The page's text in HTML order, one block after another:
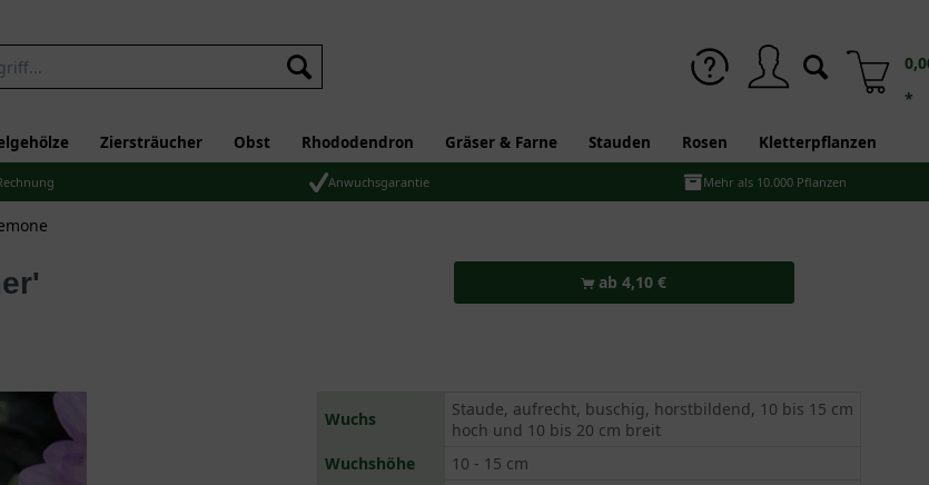
*
Ziersträucher Obst Rhododendron Gräser & Farne Stauden Rosen Kletterpflanzen
Anwuchsgarantie Mehr als 10.000 Pflanzen
ab 4,10 €
Wuchs
Staude, aufrecht, buschig, horstbildend, 10 bis 15 cm
hoch und 10 bis 20 cm breit
Wuchshöhe
10 - 15 cm